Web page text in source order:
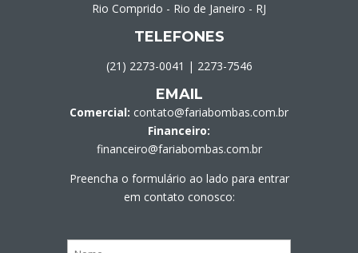
Rio Comprido - Rio de Janeiro - RJ
TELEFONES
(21) 2273-0041 | 2273-7546
EMAIL
Comercial: contato@fariabombas.com.br
Financeiro:
financeiro@fariabombas.com.br
Preencha o formulário ao lado para entrar
em contato conosco: